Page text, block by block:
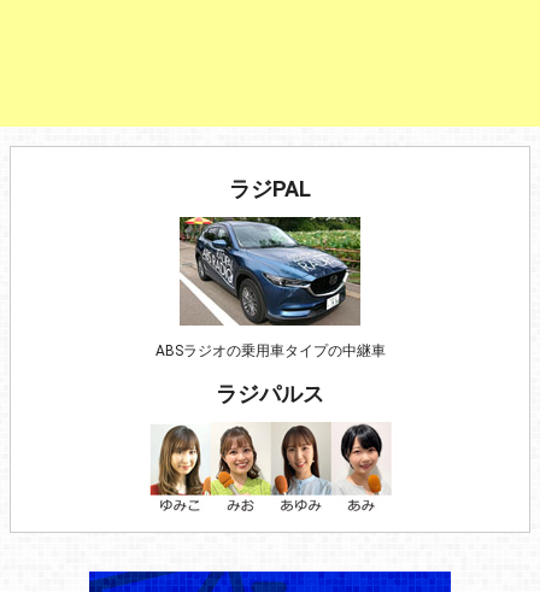
ラジPAL
ABSラジオの乗用車タイプの中継車
ラジパルス